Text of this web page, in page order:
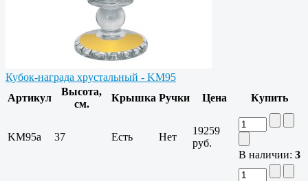
Кубок-награда хрустальный - KM95
Артикул
Высота,
см.
Крышка Ручки Цена Купить
KM95a 37 Есть Нет
19259
руб.
В наличии: 3